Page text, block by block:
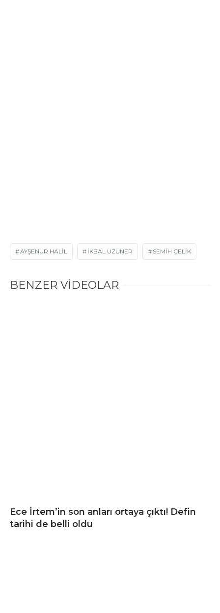
AYŞENUR HALIL IKBAL UZUNER SEMIH ÇELIK
BENZER VİDEOLAR
Ece İrtem’in son anları ortaya çıktı! Defin
tarihi de belli oldu